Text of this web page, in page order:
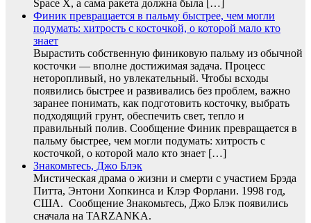
Space X, а сама ракета должна была […]
Финик превращается в пальму быстрее, чем могли
подумать: хитрость с косточкой, о которой мало кто
знает
Вырастить собственную финиковую пальму из обычной
косточки — вполне достижимая задача. Процесс
неторопливый, но увлекательный. Чтобы всходы
появились быстрее и развивались без проблем, важно
заранее понимать, как подготовить косточку, выбрать
подходящий грунт, обеспечить свет, тепло и
правильный полив. Сообщение Финик превращается в
пальму быстрее, чем могли подумать: хитрость с
косточкой, о которой мало кто знает […]
Знакомьтесь, Джо Блэк
Мистическая драма о жизни и смерти с участием Брэда
Питта, Энтони Хопкинса и Клэр Форлани. 1998 год,
США. Сообщение Знакомьтесь, Джо Блэк появились
сначала на TARZANKA.